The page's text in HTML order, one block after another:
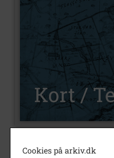
Nummer
Cookies på arkiv.dk